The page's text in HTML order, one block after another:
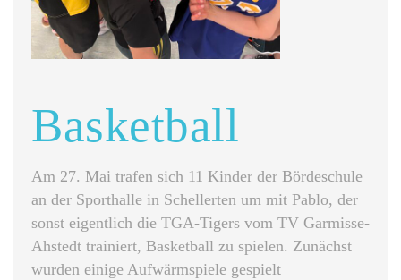
Basketball
Am 27. Mai trafen sich 11 Kinder der Bördeschule
an der Sporthalle in Schellerten um mit Pablo, der
sonst eigentlich die TGA-Tigers vom TV Garmisse-
Ahstedt trainiert, Basketball zu spielen. Zunächst
wurden einige Aufwärmspiele gespielt